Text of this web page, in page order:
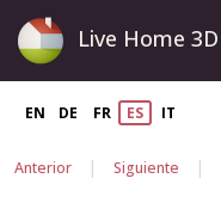
Live Home 3D
EN DE FR ES IT
Anterior | Siguiente |